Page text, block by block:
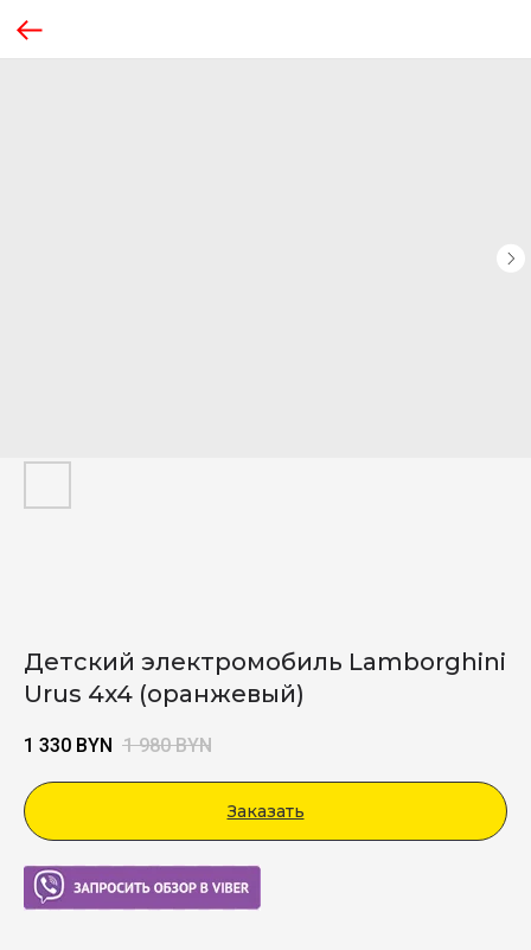
Детский электромобиль Lamborghini
Urus 4x4 (оранжевый)
1 330 BYN 1 980 BYN
Заказать
Viber